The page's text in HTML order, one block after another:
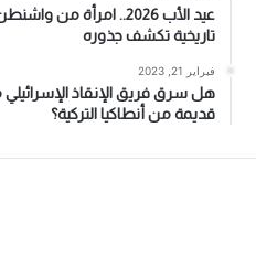
عيد الأب 2026.. امرأة
تاريخية تكشف جذوره
فبراير 21, 2023
هل سرق فريق الإنقاذ
قديمة من أنطاكيا التركية؟